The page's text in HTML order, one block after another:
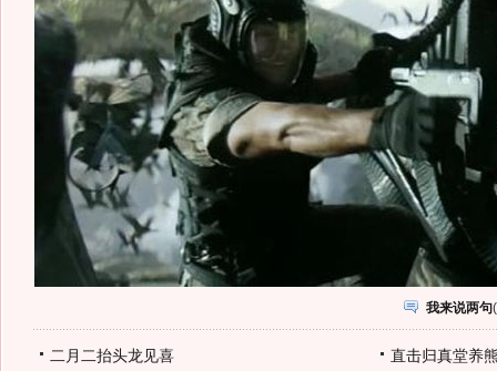
我来说两句(
二月二抬头龙见喜 直击归真堂养